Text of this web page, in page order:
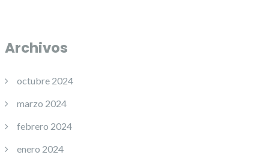
Archivos
octubre 2024
marzo 2024
febrero 2024
enero 2024